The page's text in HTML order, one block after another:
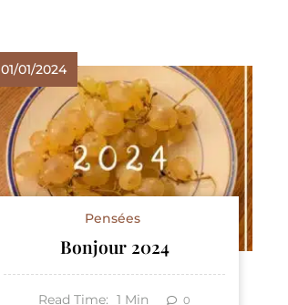
01/01/2024
Pensées
Bonjour 2024
Read Time: 1 Min 0